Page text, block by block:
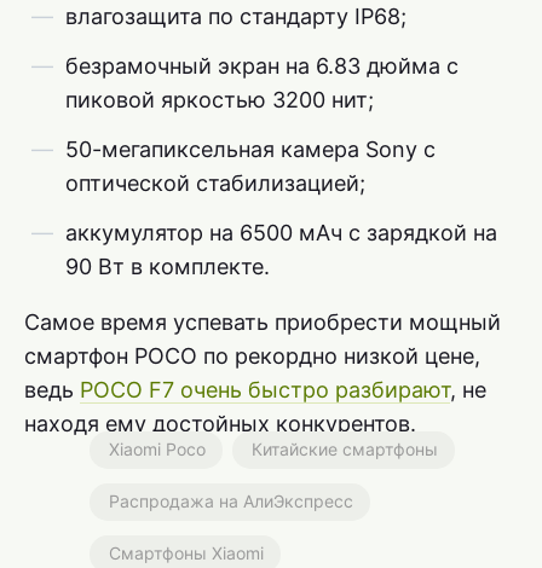
влагозащита по стандарту IP68;
безрамочный экран на 6.83 дюйма с
пиковой яркостью 3200 нит;
50-мегапиксельная камера Sony с
оптической стабилизацией;
аккумулятор на 6500 мАч с зарядкой на
90 Вт в комплекте.
Самое время успевать приобрести мощный
смартфон POCO по рекордно низкой цене,
ведь POCO F7 очень быстро разбирают, не
находя ему достойных конкурентов.
Xiaomi Poco Китайские смартфоны
Распродажа на АлиЭкспресс
Смартфоны Xiaomi